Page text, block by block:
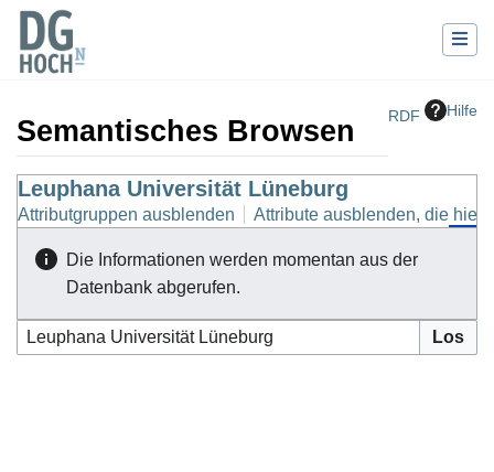
RDF Hilfe
Semantisches Browsen
Wechseln zu: Navigation,Suche
Leuphana Universität Lüneburg
Attributgruppen ausblenden Attribute ausblenden, die
Die Informationen werden momentan aus der
Datenbank abgerufen.